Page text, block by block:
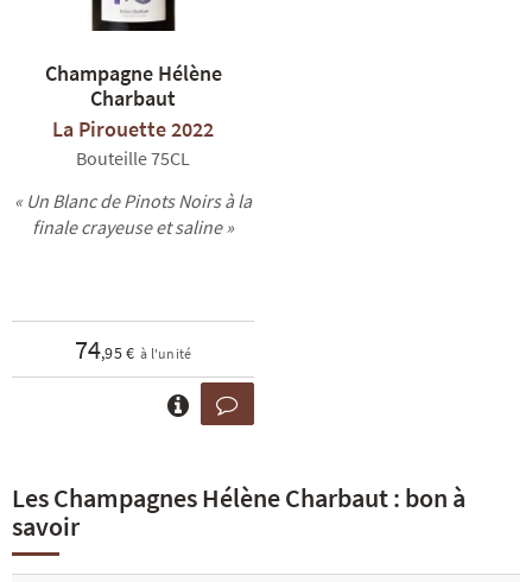
Champagne Hélène
Charbaut
La Pirouette 2022
Bouteille 75CL
« Un Blanc de Pinots Noirs à la
finale crayeuse et saline »
74,95 € à l'unité
Les Champagnes Hélène Charbaut : bon à
savoir